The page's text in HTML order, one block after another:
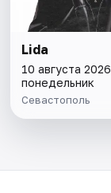
Lida
10 августа 2026
понедельник
Севастополь